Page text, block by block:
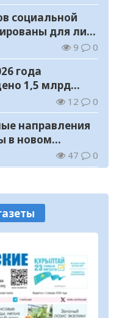
социальной
для лиц
9 0
года
1,5 млрд
12 0
направления
в новом
47 0
64 0
поддержку
в новые
13,9 млн тонн
эквиваленте
93